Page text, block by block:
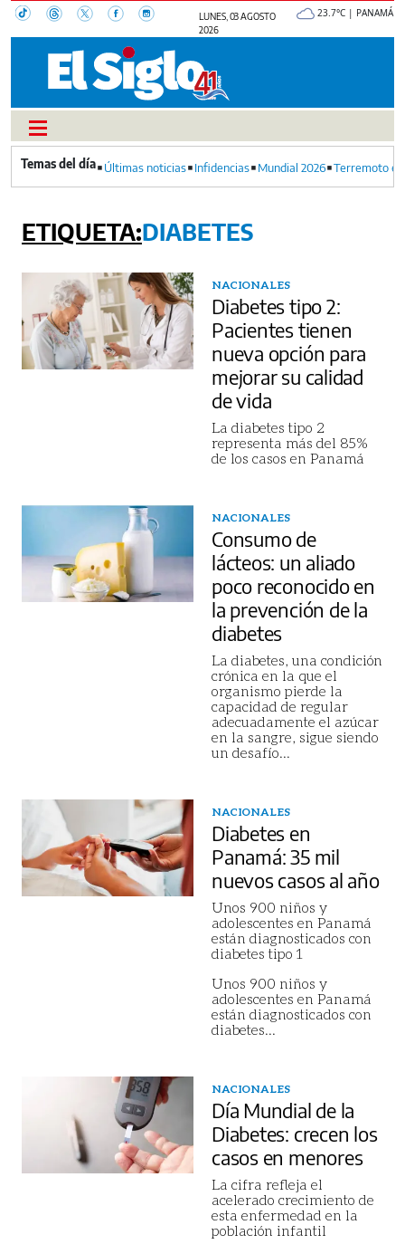
LUNES, 03 AGOSTO
2026
23.7°C | PANAMÁ
Últimas noticias Infidencias Mundial 2026 Terremoto
DIABETES
NACIONALES
Diabetes tipo 2:
Pacientes tienen
nueva opción para
mejorar su calidad
de vida
La diabetes tipo 2
representa más del 85%
de los casos en Panamá
NACIONALES
Consumo de
lácteos: un aliado
poco reconocido en
la prevención de la
diabetes
La diabetes, una condición
crónica en la que el
organismo pierde la
capacidad de regular
adecuadamente el azúcar
en la sangre, sigue siendo
un desafío...
NACIONALES
Diabetes en
Panamá: 35 mil
nuevos casos al año
Unos 900 niños y
adolescentes en Panamá
están diagnosticados con
diabetes tipo 1
Unos 900 niños y
adolescentes en Panamá
están diagnosticados con
diabetes...
NACIONALES
Día Mundial de la
Diabetes: crecen los
casos en menores
La cifra refleja el
acelerado crecimiento de
esta enfermedad en la
población infantil